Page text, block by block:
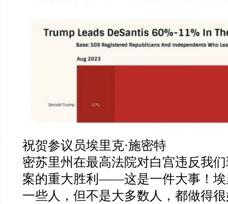
祝贺参议员埃里克·施密特
密苏里州在最高法院对白宫违反我
案的重大胜利——这是一件大事！
一些人，但不是大多数人，都做得